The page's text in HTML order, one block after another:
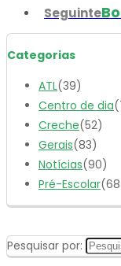
Seguinte
Categorias
ATL(39)
Centro de dia
Creche(52)
Gerais(83)
Notícias(90)
Pré-Escolar
Pesquisar por: